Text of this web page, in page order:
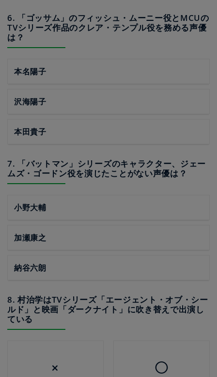
6. 「ゴッサム」のフィッシュ・ムーニー役とMCUの
TVシリーズ作品のクレア・テンプル役を務める声優
は？
本名陽子
沢海陽子
本田貴子
7. 「バットマン」シリーズのキャラクター、ジェー
ムズ・ゴードン役を演じたことがない声優は？
小野大輔
加瀬康之
納谷六朗
8. 村治学はTVシリーズ「エージェント・オブ・シー
ルド」と映画「ダークナイト」に吹き替えで出演し
ている
× ◯